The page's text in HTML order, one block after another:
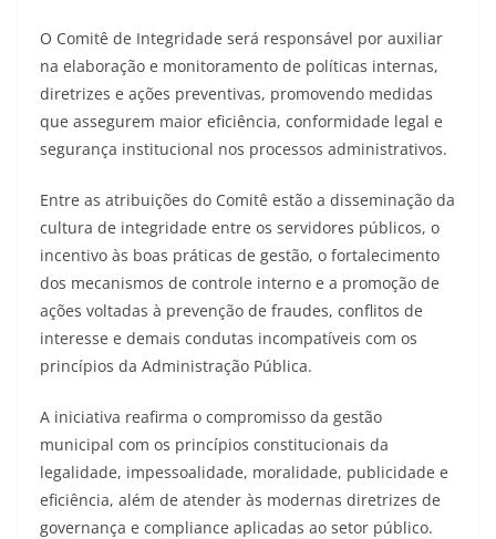
O Comitê de Integridade será responsável por auxiliar
na elaboração e monitoramento de políticas internas,
diretrizes e ações preventivas, promovendo medidas
que assegurem maior eficiência, conformidade legal e
segurança institucional nos processos administrativos.
Entre as atribuições do Comitê estão a disseminação da
cultura de integridade entre os servidores públicos, o
incentivo às boas práticas de gestão, o fortalecimento
dos mecanismos de controle interno e a promoção de
ações voltadas à prevenção de fraudes, conflitos de
interesse e demais condutas incompatíveis com os
princípios da Administração Pública.
A iniciativa reafirma o compromisso da gestão
municipal com os princípios constitucionais da
legalidade, impessoalidade, moralidade, publicidade e
eficiência, além de atender às modernas diretrizes de
governança e compliance aplicadas ao setor público.